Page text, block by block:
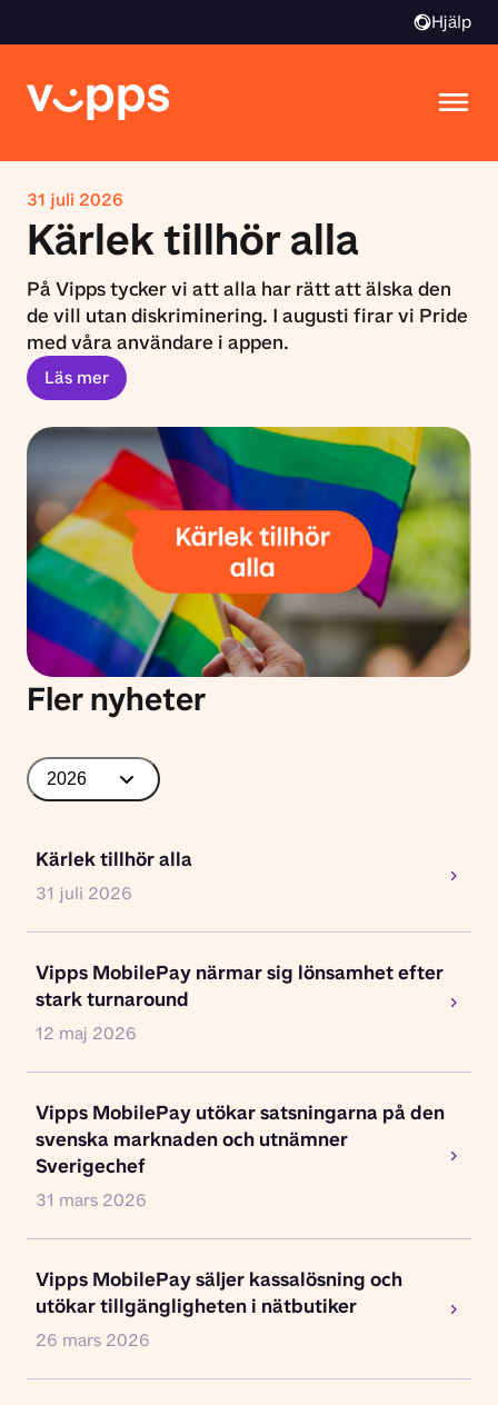
Hjälp
31 juli 2026
Kärlek tillhör alla
På Vipps tycker vi att alla har rätt att älska den
de vill utan diskriminering. I augusti firar vi Pride
med våra användare i appen.
Läs mer
Fler nyheter
2026
Kärlek tillhör alla
31 juli 2026
Vipps MobilePay närmar sig lönsamhet efter
stark turnaround
12 maj 2026
Vipps MobilePay utökar satsningarna på den
svenska marknaden och utnämner
Sverigechef
31 mars 2026
Vipps MobilePay säljer kassalösning och
utökar tillgängligheten i nätbutiker
26 mars 2026